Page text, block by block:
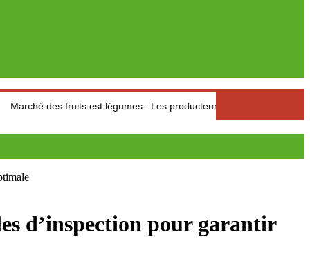
est légumes : Les producteurs des Aures s’interrogent sur le
d’inspection pour garantir